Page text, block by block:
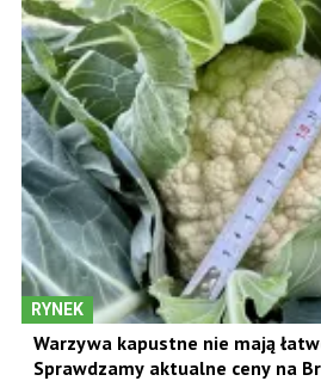
RYNEK
Warzywa kapustne nie mają
Sprawdzamy aktualne ceny na